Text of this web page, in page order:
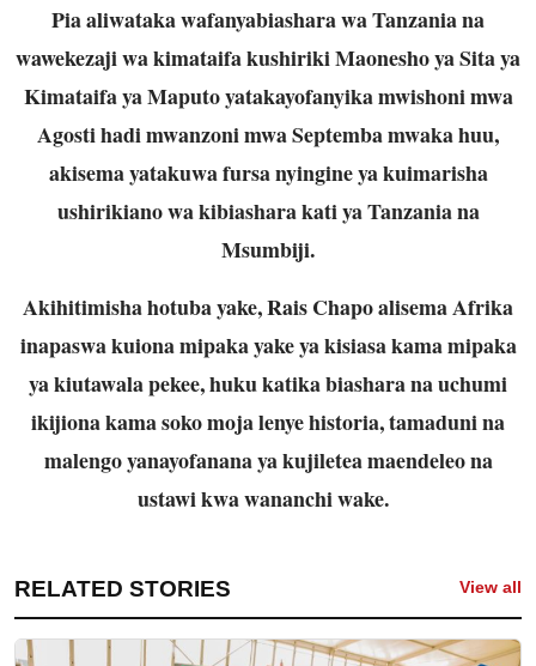
Pia aliwataka wafanyabiashara wa Tanzania na
wawekezaji wa kimataifa kushiriki Maonesho ya Sita ya
Kimataifa ya Maputo yatakayofanyika mwishoni mwa
Agosti hadi mwanzoni mwa Septemba mwaka huu,
akisema yatakuwa fursa nyingine ya kuimarisha
ushirikiano wa kibiashara kati ya Tanzania na
Msumbiji.
Akihitimisha hotuba yake, Rais Chapo alisema Afrika
inapaswa kuiona mipaka yake ya kisiasa kama mipaka
ya kiutawala pekee, huku katika biashara na uchumi
ikijiona kama soko moja lenye historia, tamaduni na
malengo yanayofanana ya kujiletea maendeleo na
ustawi kwa wananchi wake.
RELATED STORIES View all